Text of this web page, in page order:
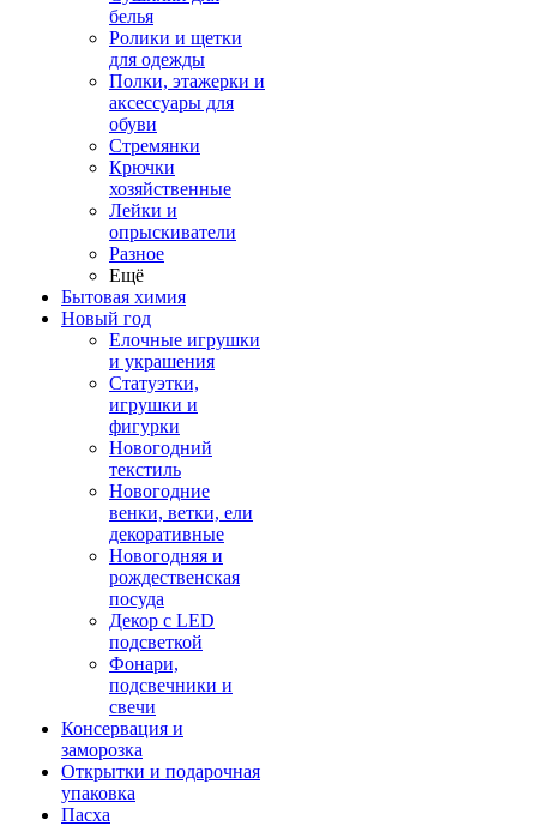
белья
Ролики и щетки
для одежды
Полки, этажерки и
аксессуары для
обуви
Стремянки
Крючки
хозяйственные
Лейки и
опрыскиватели
Разное
Ещё
Бытовая химия
Новый год
Елочные игрушки
и украшения
Статуэтки,
игрушки и
фигурки
Новогодний
текстиль
Новогодние
венки, ветки, ели
декоративные
Новогодняя и
рождественская
посуда
Декор с LED
подсветкой
Фонари,
подсвечники и
свечи
Консервация и
заморозка
Открытки и подарочная
упаковка
Пасха